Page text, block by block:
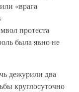
«врага
протеста
была явно не
дежурили два
круглосуточно